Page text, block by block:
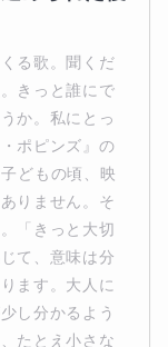
る歌。聞くだ
きっと誰にで
か。私にとっ
ポピンズ』の
どもの頃、映
りません。そ
「きっと大切
て、意味は分
ます。大人に
し分かるよう
たとえ小さな